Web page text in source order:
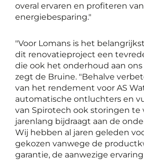
overal ervaren en profiteren
energiebesparing."
"Voor Lomans is het
dit renovatieproject een
die ook het onderhoud aan
zegt de Bruine. "Behalve
van het rendement voor AS
automatische ontluchters en
van Spirotech ook storingen te
jarenlang bijdraagt aan de
Wij hebben al jaren geleden
gekozen vanwege de
garantie, de aanwezige